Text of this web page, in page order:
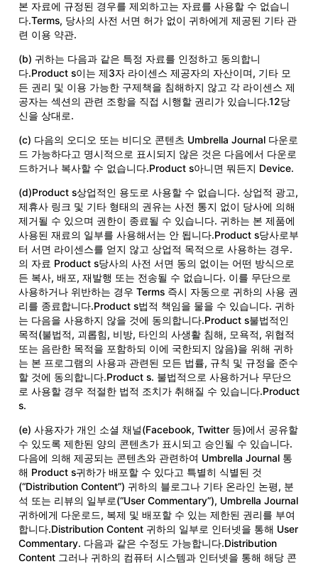
본 자료에 규정된 경우를 제외하고는 자료를 사용할 수 없습니
다.Terms, 당사의 사전 서면 허가 없이 귀하에게 제공된 기타 관
련 이용 약관.
(b) 귀하는 다음과 같은 특정 자료를 인정하고 동의합니
다.Product s이는 제3자 라이센스 제공자의 자산이며, 기타 모
든 권리 및 이용 가능한 구제책을 침해하지 않고 각 라이센스 제
공자는 섹션의 관련 조항을 직접 시행할 권리가 있습니다.12당
신을 상대로.
(c) 다음의 오디오 또는 비디오 콘텐츠 Umbrella Journal 다운로
드 가능하다고 명시적으로 표시되지 않은 것은 다음에서 다운로
드하거나 복사할 수 없습니다.Product s아니면 뭐든지 Device.
(d)Product s상업적인 용도로 사용할 수 없습니다. 상업적 광고,
제휴사 링크 및 기타 형태의 권유는 사전 통지 없이 당사에 의해
제거될 수 있으며 권한이 종료될 수 있습니다. 귀하는 본 제품에
사용된 재료의 일부를 사용해서는 안 됩니다.Product s당사로부
터 서면 라이센스를 얻지 않고 상업적 목적으로 사용하는 경우.
의 자료 Product s당사의 사전 서면 동의 없이는 어떤 방식으로
든 복사, 배포, 재발행 또는 전송될 수 없습니다. 이를 무단으로
사용하거나 위반하는 경우 Terms 즉시 자동으로 귀하의 사용 권
리를 종료합니다.Product s법적 책임을 물을 수 있습니다. 귀하
는 다음을 사용하지 않을 것에 동의합니다.Product s불법적인
목적(불법적, 괴롭힘, 비방, 타인의 사생활 침해, 모욕적, 위협적
또는 음란한 목적을 포함하되 이에 국한되지 않음)을 위해 귀하
는 본 프로그램의 사용과 관련된 모든 법률, 규칙 및 규정을 준수
할 것에 동의합니다.Product s. 불법적으로 사용하거나 무단으
로 사용할 경우 적절한 법적 조치가 취해질 수 있습니다.Product
s.
(e) 사용자가 개인 소셜 채널(Facebook, Twitter 등)에서 공유할
수 있도록 제한된 양의 콘텐츠가 표시되고 승인될 수 있습니다.
다음에 의해 제공되는 콘텐츠와 관련하여 Umbrella Journal 통
해 Product s귀하가 배포할 수 있다고 특별히 식별된 것
(“Distribution Content”) 귀하의 블로그나 기타 온라인 논평, 분
석 또는 리뷰의 일부로(“User Commentary”), Umbrella Journal
귀하에게 다운로드, 복제 및 배포할 수 있는 제한된 권리를 부여
합니다.Distribution Content 귀하의 일부로 인터넷을 통해 User
Commentary. 다음과 같은 수정도 가능합니다.Distribution
Content 그러나 귀하의 컴퓨터 시스템과 인터넷을 통해 해당 콘